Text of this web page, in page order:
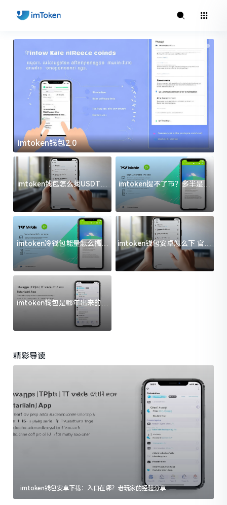
imtoken钱包2.0
imtoken钱包怎么找USDT地
址？三步搞定不踩坑
imtoken提不了币？多半是这
几件事没处理好
imtoken冷钱包能量怎么搞？
过来人告诉你门道
imtoken钱包安卓怎么下 官方
渠道避坑指南
imtoken钱包是哪年出来的？
一文给你说清楚
精彩导读
imtoken钱包安卓下载：入口在哪？老玩家的经验分享